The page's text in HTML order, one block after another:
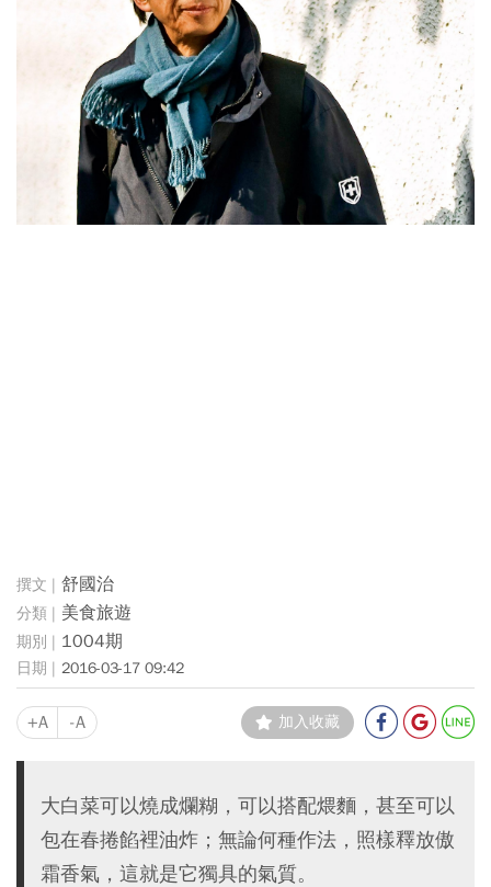
舒國治
美食旅遊
1004期
2016-03-17 09:42
+A -A 加入收藏
大白菜可以燒成爛糊，可以搭配煨麵，甚至可以
包在春捲餡裡油炸；無論何種作法，照樣釋放傲
霜香氣，這就是它獨具的氣質。